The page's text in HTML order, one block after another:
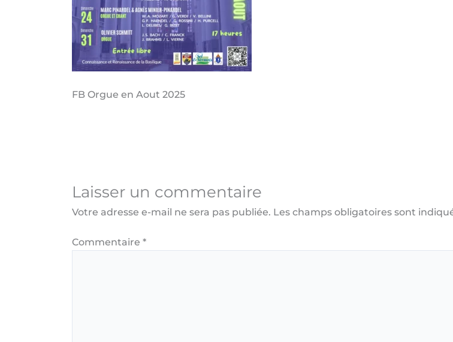
FB Orgue en Aout 2025
Laisser un commentaire
Votre adresse e-mail ne sera pas publiée. Les champs obligatoires sont
Commentaire *